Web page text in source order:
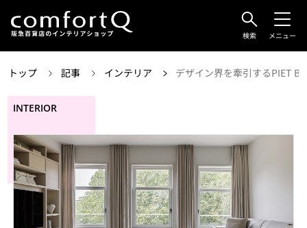
検索 メニュー
トップ 記事 インテリア デザイン界を牽引するPIET
INTERIOR